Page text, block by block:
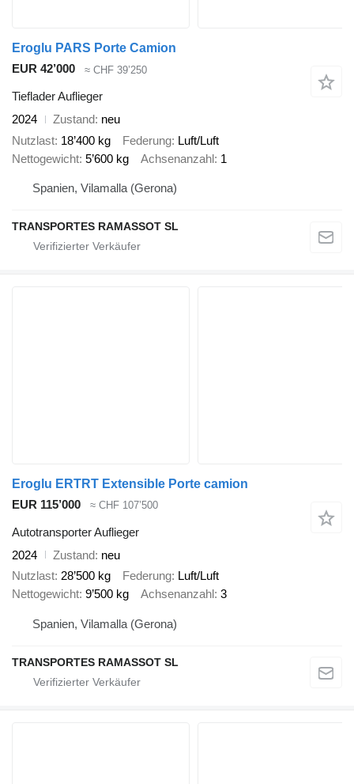
Eroglu PARS Porte Camion
EUR 42’000
≈ CHF 39’250
Tieflader Auflieger
2024
Zustand neu
Nutzlast 18’400 kg Federung Luft/Luft
Nettogewicht 5’600 kg Achsenanzahl 1
Spanien, Vilamalla (Gerona)
TRANSPORTES RAMASSOT SL
Eroglu ERTRT Extensible Porte camion
EUR 115’000
≈ CHF 107’500
Autotransporter Auflieger
2024
Zustand neu
Nutzlast 28’500 kg Federung Luft/Luft
Nettogewicht 9’500 kg Achsenanzahl 3
Spanien, Vilamalla (Gerona)
TRANSPORTES RAMASSOT SL